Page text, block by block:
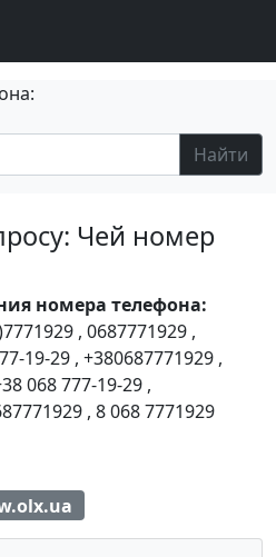
Найти
Чей номер
номера телефона:
, 0687771929 ,
19-29 , +380687771929 ,
068 777-19-29 ,
, 8 068 7771929